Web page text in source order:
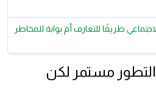
طريقًا للتعارف أم بوابة للمخاطر
التطور مستمر لكن